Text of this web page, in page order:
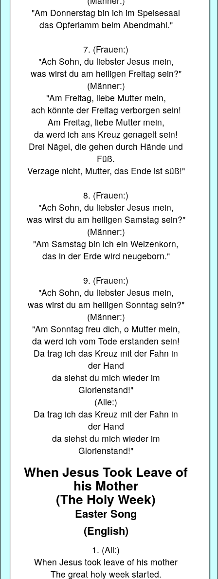
"Am Donnerstag bin ich im Speisesaal
das Opferlamm beim Abendmahl."
7. (Frauen:)
"Ach Sohn, du liebster Jesus mein,
was wirst du am heiligen Freitag sein?"
(Männer:)
"Am Freitag, liebe Mutter mein,
ach könnte der Freitag verborgen sein!
Am Freitag, liebe Mutter mein,
da werd ich ans Kreuz genagelt sein!
Drei Nägel, die gehen durch Hände und
Füß.
Verzage nicht, Mutter, das Ende ist süß!"
8. (Frauen:)
"Ach Sohn, du liebster Jesus mein,
was wirst du am heiligen Samstag sein?"
(Männer:)
"Am Samstag bin ich ein Weizenkorn,
das in der Erde wird neugeborn."
9. (Frauen:)
"Ach Sohn, du liebster Jesus mein,
was wirst du am heiligen Sonntag sein?"
(Männer:)
"Am Sonntag freu dich, o Mutter mein,
da werd ich vom Tode erstanden sein!
Da trag ich das Kreuz mit der Fahn in
der Hand
da siehst du mich wieder im
Glorienstand!"
(Alle:)
Da trag ich das Kreuz mit der Fahn in
der Hand
da siehst du mich wieder im
Glorienstand!"
When Jesus Took Leave of
his Mother
(The Holy Week)
Easter Song
(English)
1. (All:)
When Jesus took leave of his mother
The great holy week started.